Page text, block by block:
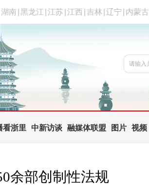
湖南 黑龙江 江苏 江西 吉林 辽宁 内蒙古
看浙里 中新访谈 融媒体联盟 图片 视频
余部创制性法规